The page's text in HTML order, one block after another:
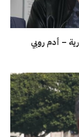
– أدم روبي